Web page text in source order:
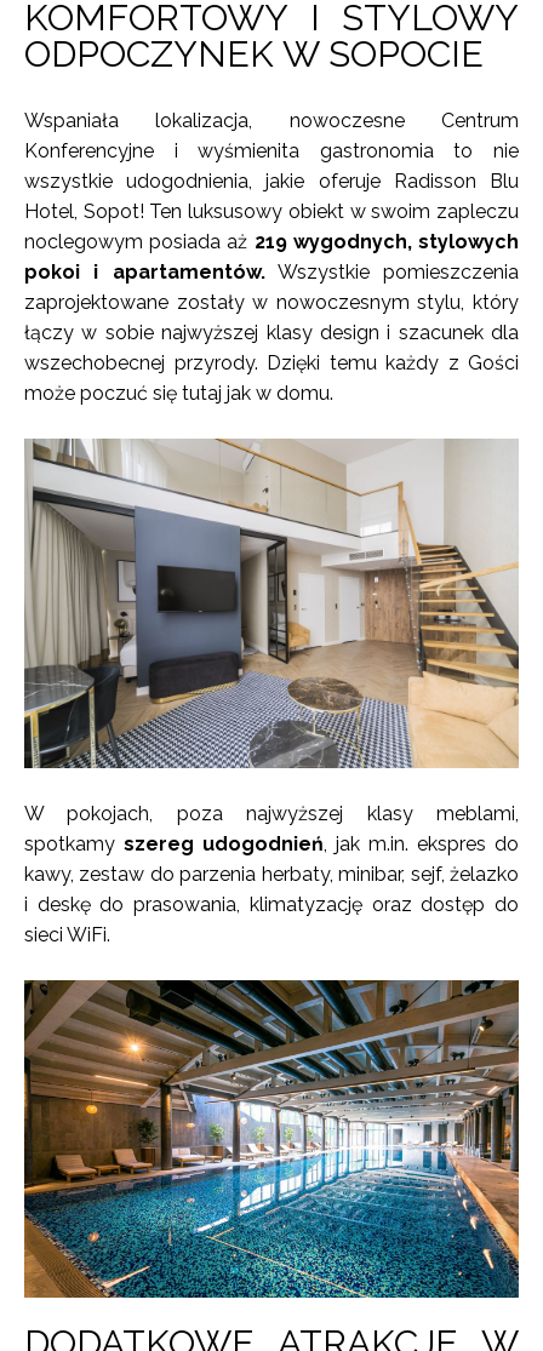
KOMFORTOWY I STYLOWY
ODPOCZYNEK W SOPOCIE
Wspaniała lokalizacja, nowoczesne Centrum
Konferencyjne i wyśmienita gastronomia to nie
wszystkie udogodnienia, jakie oferuje Radisson Blu
Hotel, Sopot! Ten luksusowy obiekt w swoim zapleczu
noclegowym posiada aż 219 wygodnych, stylowych
pokoi i apartamentów.Wszystkie pomieszczenia
zaprojektowane zostały w nowoczesnym stylu, który
łączy w sobie najwyższej klasy design i szacunek dla
wszechobecnej przyrody. Dzięki temu każdy z Gości
może poczuć się tutaj jak w domu.
W pokojach, poza najwyższej klasy meblami,
spotkamy szereg udogodnień, jak m.in. ekspres do
kawy, zestaw do parzenia herbaty, minibar, sejf, żelazko
i deskę do prasowania, klimatyzację oraz dostęp do
sieci WiFi.